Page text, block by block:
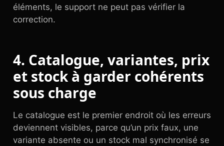
éléments, le support ne peut pas vérifier la
correction.
4. Catalogue, variantes, prix
et stock à garder cohérents
sous charge
Le catalogue est le premier endroit où les erreurs
deviennent visibles, parce qu’un prix faux, une
variante absente ou un stock mal synchronisé se